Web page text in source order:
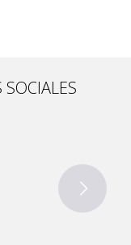
SOCIALES